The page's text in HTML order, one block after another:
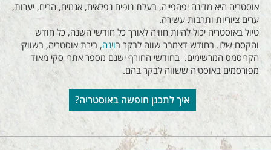
אוסטריה היא מדינה יפהפייה, בעלת נופים נפלאים, אגמים, הרים, יערות,
ערים ציוריות ותרבות עשירה.
טיול באוסטריה יכול להיות חוויה לאורך כל חודשי השנה, כל חודש
והקסם שלו. בחודש דצמבר שווה לבקר בוינה, בירת אוסטריה, בשווקי
הקריסמס המרשימים. בחודשי החורף ישנם מספר אתרי סקי מאוד
מפורסמים באוסטיה ששווה לבקר בהם.
איך לתכנן חופשה באוסטריה?